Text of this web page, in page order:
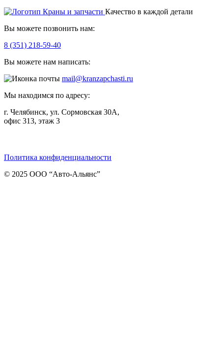
Качество в каждой детали
Вы можете позвонить нам:
8 (351) 218-59-40
Вы можете нам написать:
mail@kranzapchasti.ru
Мы находимся по адресу:
г. Челябинск, ул. Сормовская 30А,
офис 313, этаж 3
Политика конфиденциальности
© 2025 ООО “Авто-Альянс”